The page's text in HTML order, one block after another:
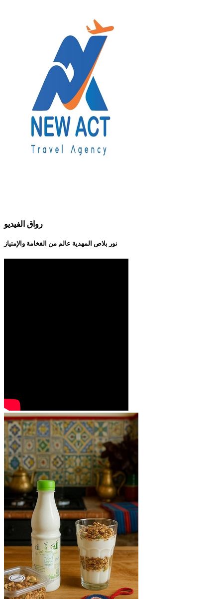
رواق الفيديو
نور بلاص المهدية عالم من الفخامة والإمتياز